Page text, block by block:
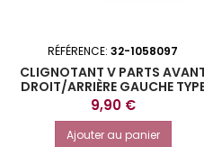
RÉFÉRENCE:32-1058097
CLIGNOTANT V PARTS
DROIT/ARRIÈRE GAUCHE
ORIGINE
Prix
9,90 €
Ajouter au panier